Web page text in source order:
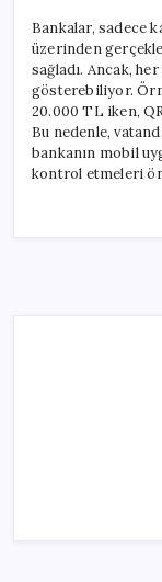
Bankalar, sadece
üzerinden
sağladı. Ancak,
gösterebiliyor.
20.000 TL iken,
Bu nedenle,
bankanın mobil
kontrol etmeleri